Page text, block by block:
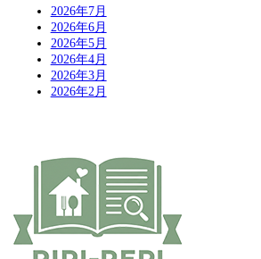
2026年7月
2026年6月
2026年5月
2026年4月
2026年3月
2026年2月